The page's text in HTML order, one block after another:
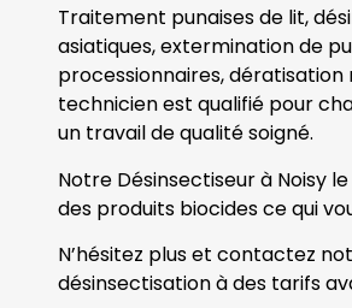
Traitement punaises de lit,
asiatiques, extermination de
processionnaires,
technicien est qualifié pour
un travail de qualité soigné.
Notre Désinsectiseur à Noisy
des produits biocides ce qui
N’hésitez plus et contactez
désinsectisation à des tarifs